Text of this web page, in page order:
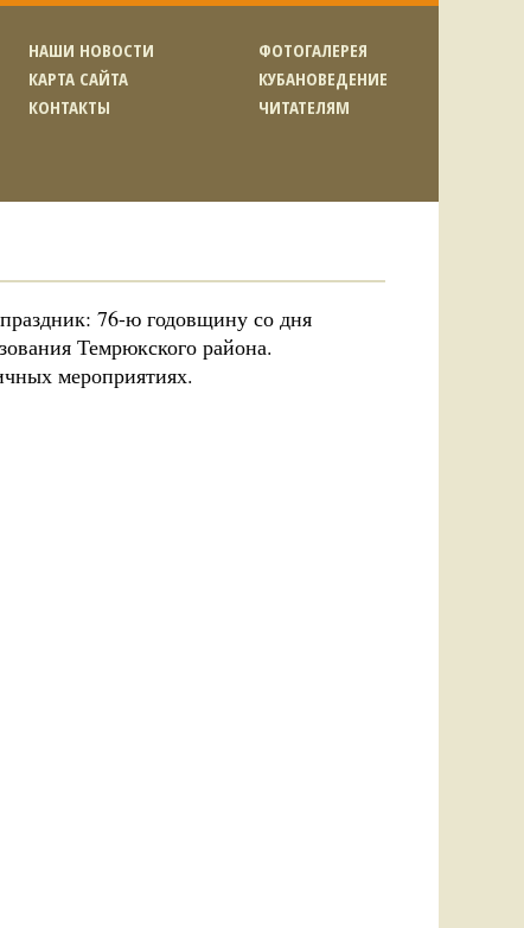
НАШИ НОВОСТИ
КАРТА САЙТА
КОНТАКТЫ
ФОТОГАЛЕРЕЯ
КУБАНОВЕДЕНИЕ
ЧИТАТЕЛЯМ
76-ю годовщину со дня
Темрюкского района.
мероприятиях.